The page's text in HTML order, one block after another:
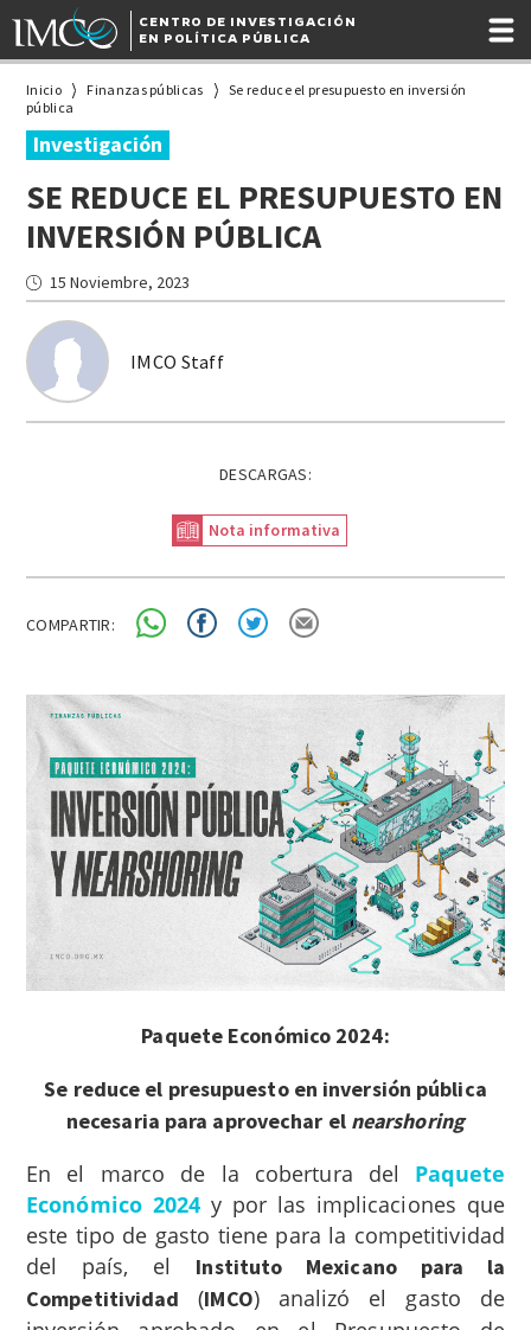
CENTRO DE INVESTIGACIÓN
EN POLÍTICA PÚBLICA
Inicio Finanzas públicas
Se reduce el presupuesto en inversión
pública
Investigación
SE REDUCE EL PRESUPUESTO EN
INVERSIÓN PÚBLICA
IMCO Staff
15 Noviembre, 2023
DESCARGAS:
Nota informativa
COMPARTIR:
Paquete Económico 2024:
Se reduce el presupuesto en inversión pública
necesaria para aprovechar el nearshoring
En el marco de la cobertura del Paquete
Económico 2024 y por las implicaciones que
este tipo de gasto tiene para la competitividad
del país, el Instituto Mexicano para la
Competitividad (IMCO) analizó el gasto de